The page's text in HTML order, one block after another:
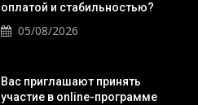
оплатой и стабильностью?
05/08/2026
Вас приглашают принять
участие в online-программе